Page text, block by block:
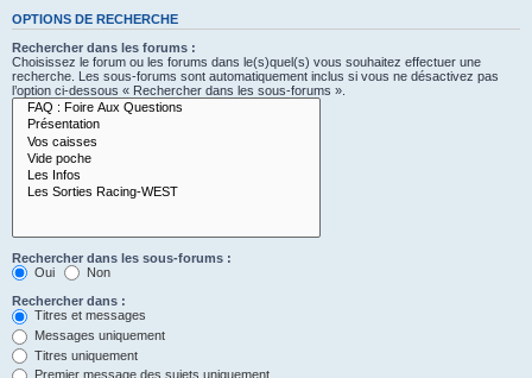
OPTIONS DE RECHERCHE
Rechercher dans les forums :
Choisissez le forum ou les forums dans le(s)quel(s) vous souhaitez effectuer une
recherche. Les sous-forums sont automatiquement inclus si vous ne désactivez pas
l’option ci-dessous « Rechercher dans les sous-forums ».
Rechercher dans les sous-forums :
Oui
Non
Rechercher dans :
Titres et messages
Messages uniquement
Titres uniquement
Premier message des sujets uniquement